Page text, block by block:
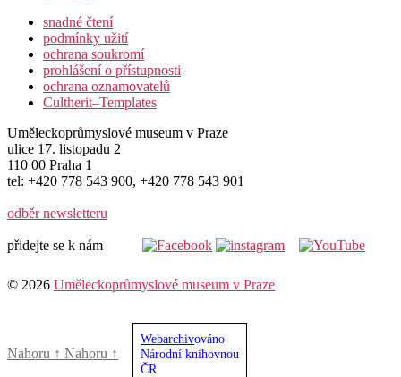
snadné čtení
podmínky užití
ochrana soukromí
prohlášení o přístupnosti
ochrana oznamovatelů
Cultherit–Templates
Uměleckoprůmyslové museum v Praze
ulice 17. listopadu 2
110 00 Praha 1
tel: +420 778 543 900, +420 778 543 901
odběr newsletteru
přidejte se k nám
© 2026 Uměleckoprůmyslové museum v Praze
Nahoru ↑ Nahoru ↑
Webarchivováno
Národní knihovnou
ČR